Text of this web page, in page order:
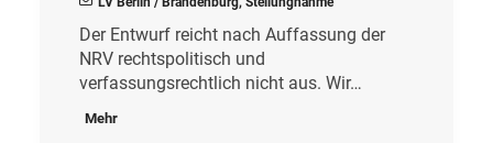
Der Entwurf reicht nach Auffassung der
NRV rechtspolitisch und
verfassungsrechtlich nicht aus. Wir…
Mehr